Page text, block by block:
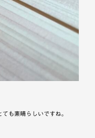
も素晴らしいですね。